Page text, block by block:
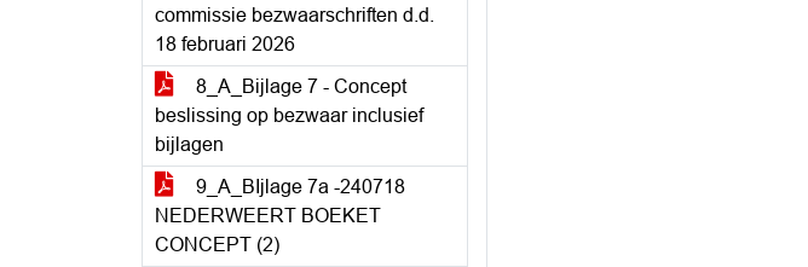
commissie bezwaarschriften d.d.
18 februari 2026
8_A_Bijlage 7 - Concept
beslissing op bezwaar inclusief
bijlagen
9_A_BIjlage 7a -240718
NEDERWEERT BOEKET
CONCEPT (2)